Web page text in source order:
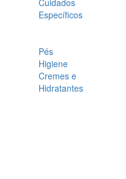
Cuidados
Específicos
Pés
Higiene
Cremes e
Hidratantes